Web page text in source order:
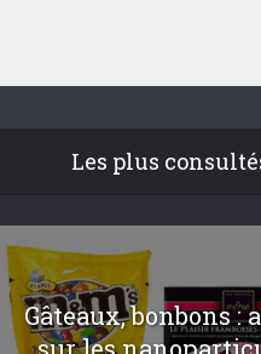
Les plus
Gâteaux, bonbons :
sur les